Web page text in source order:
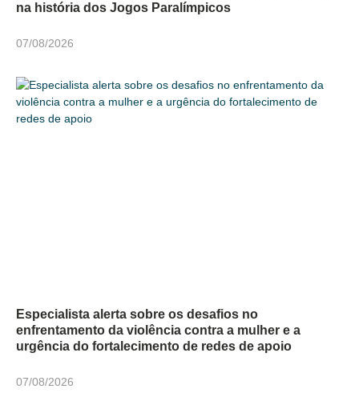
na história dos Jogos Paralímpicos
07/08/2026
Especialista alerta sobre os desafios no
enfrentamento da violência contra a mulher e a
urgência do fortalecimento de redes de apoio
07/08/2026